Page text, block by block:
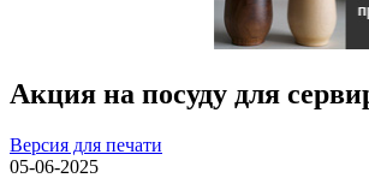
Акция на посуду для
Версия для печати
05-06-2025